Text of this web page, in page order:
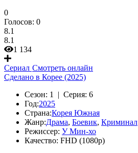
0
Голосов: 0
8.1
8.1
1 134
Сериал Смотреть онлайн
Сделано в Корее (2025)
Сезон: 1 | Серия: 6
Год:2025
Страна:Корея Южная
Жанр:Драма, Боевик, Криминал
Режиссер: У Мин-хо
Качество: FHD (1080p)